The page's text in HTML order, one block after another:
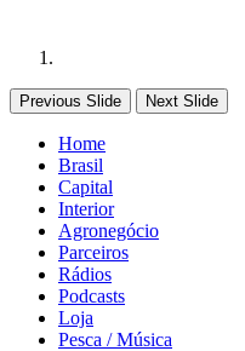
Previous Slide Next Slide
Home
Brasil
Capital
Interior
Agronegócio
Parceiros
Rádios
Podcasts
Loja
Pesca / Música